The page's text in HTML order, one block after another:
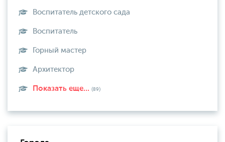
Воспитатель детского сада
Воспитатель
Горный мастер
Архитектор
Показать еще... (89)